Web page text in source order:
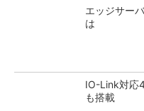
エッジサー
は
IO-Link対応
も搭載